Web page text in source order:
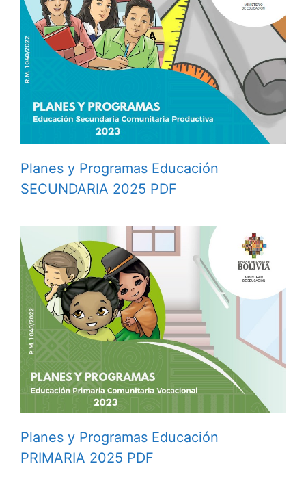
Planes y Programas Educación
SECUNDARIA 2025 PDF
Planes y Programas Educación
PRIMARIA 2025 PDF